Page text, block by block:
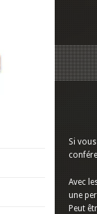
Si
Avec
une
Peut